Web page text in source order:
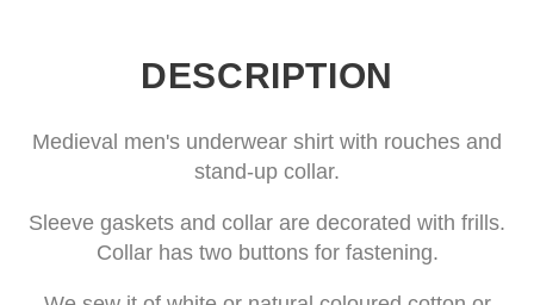
DESCRIPTION
Medieval men's underwear shirt with rouches and
stand-up collar.
Sleeve gaskets and collar are decorated with frills.
Collar has two buttons for fastening.